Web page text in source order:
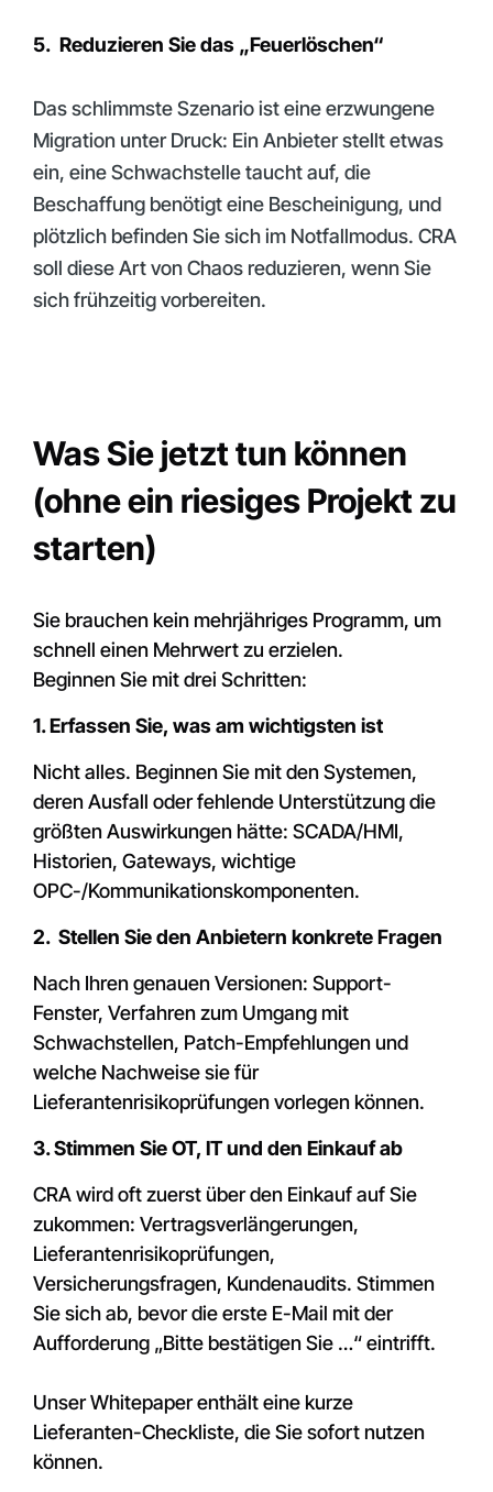
5. Reduzieren Sie das „Feuerlöschen“
Das schlimmste Szenario ist eine erzwungene
Migration unter Druck: Ein Anbieter stellt etwas
ein, eine Schwachstelle taucht auf, die
Beschaffung benötigt eine Bescheinigung, und
plötzlich befinden Sie sich im Notfallmodus. CRA
soll diese Art von Chaos reduzieren, wenn Sie
sich frühzeitig vorbereiten.
Was Sie jetzt tun können
(ohne ein riesiges Projekt zu
starten)
Sie brauchen kein mehrjähriges Programm, um
schnell einen Mehrwert zu erzielen.
Beginnen Sie mit drei Schritten:
1. Erfassen Sie, was am wichtigsten ist
Nicht alles. Beginnen Sie mit den Systemen,
deren Ausfall oder fehlende Unterstützung die
größten Auswirkungen hätte: SCADA/HMI,
Historien, Gateways, wichtige
OPC-/Kommunikationskomponenten.
2. Stellen Sie den Anbietern konkrete Fragen
Nach Ihren genauen Versionen: Support-
Fenster, Verfahren zum Umgang mit
Schwachstellen, Patch-Empfehlungen und
welche Nachweise sie für
Lieferantenrisikoprüfungen vorlegen können.
3. Stimmen Sie OT, IT und den Einkauf ab
CRA wird oft zuerst über den Einkauf auf Sie
zukommen: Vertragsverlängerungen,
Lieferantenrisikoprüfungen,
Versicherungsfragen, Kundenaudits. Stimmen
Sie sich ab, bevor die erste E-Mail mit der
Aufforderung „Bitte bestätigen Sie …“ eintrifft.
Unser Whitepaper enthält eine kurze
Lieferanten-Checkliste, die Sie sofort nutzen
können.